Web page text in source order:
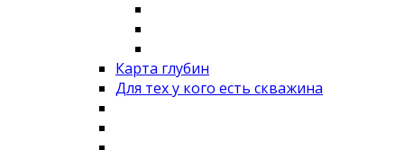
Карта глубин
Для тех у кого есть скважина